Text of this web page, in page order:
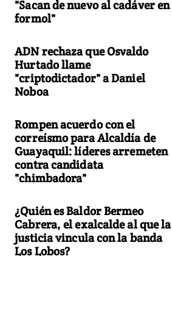
"Sacan de nuevo al cadáver en
formol"
ADN rechaza que Osvaldo
Hurtado llame
"criptodictador" a Daniel
Noboa
Rompen acuerdo con el
correísmo para Alcaldía de
Guayaquil: líderes arremeten
contra candidata
"chimbadora"
¿Quién es Baldor Bermeo
Cabrera, el exalcalde al que la
justicia vincula con la banda
Los Lobos?